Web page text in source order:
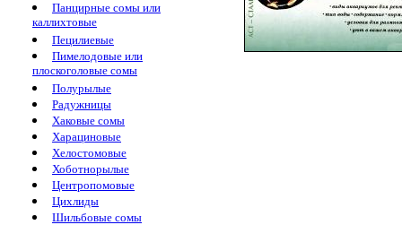
Панцирные сомы или
каллихтовые
Пецилиевые
Пимелодовые или
плоскоголовые сомы
Полурылые
Радужницы
Хаковые сомы
Харациновые
Хелостомовые
Хоботнорылые
Центропомовые
Цихлиды
Шильбовые сомы